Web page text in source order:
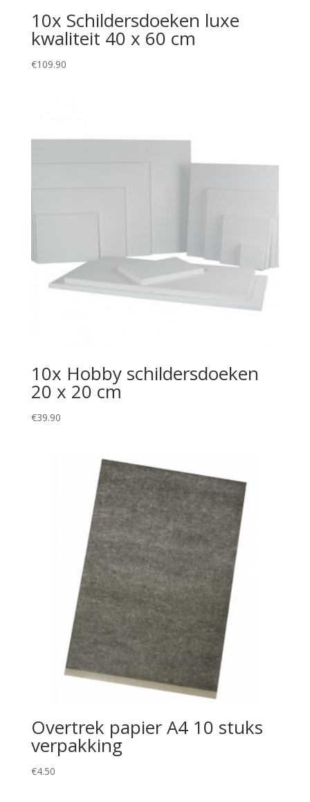
10x Schildersdoeken luxe
kwaliteit 40 x 60 cm
€109.90
10x Hobby schildersdoeken
20 x 20 cm
€39.90
Overtrek papier A4 10 stuks
verpakking
€4.50